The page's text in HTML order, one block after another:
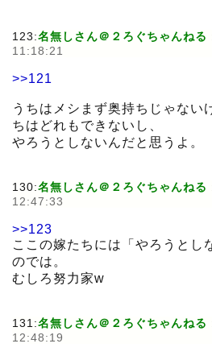
123:名無しさん＠２ろぐちゃんねる
11:18:21
>>121
うちはメシまず奥持ちじゃない
ちはどれもできないし、
やろうとしないんだと思うよ。
130:名無しさん＠２ろぐちゃんねる
12:47:33
>>123
ここの嫁たちには「やろうとし
のでは。
むしろ努力家w
131:名無しさん＠２ろぐちゃんねる
12:48:19